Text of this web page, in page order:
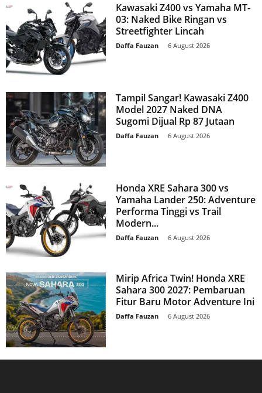
Kawasaki Z400 vs Yamaha MT-
03: Naked Bike Ringan vs
Streetfighter Lincah
Daffa Fauzan 6 August 2026
Tampil Sangar! Kawasaki Z400
Model 2027 Naked DNA
Sugomi Dijual Rp 87 Jutaan
Daffa Fauzan 6 August 2026
Honda XRE Sahara 300 vs
Yamaha Lander 250: Adventure
Performa Tinggi vs Trail
Modern...
Daffa Fauzan 6 August 2026
Mirip Africa Twin! Honda XRE
Sahara 300 2027: Pembaruan
Fitur Baru Motor Adventure Ini
Daffa Fauzan 6 August 2026